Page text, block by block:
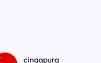
cingapura